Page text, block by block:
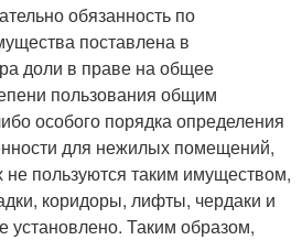
обязанность по
поставлена в
доли в праве на общее
пользования общим
особого порядка определения
для нежилых помещений,
не пользуются таким имуществом,
коридоры, лифты, чердаки и
установлено. Таким образом,